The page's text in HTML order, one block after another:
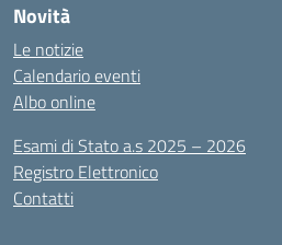
Novità
Le notizie
Calendario eventi
Albo online
Esami di Stato a.s 2025 – 2026
Registro Elettronico
Contatti